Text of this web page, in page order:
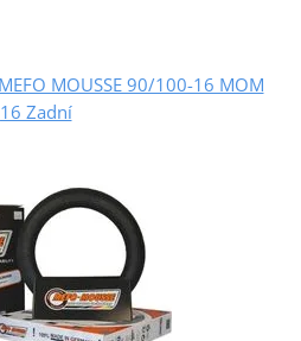
MOUSSE 90/100-16 MOM
16 Zadní